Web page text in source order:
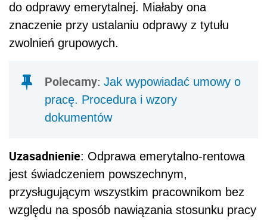
do odprawy emerytalnej. Miałaby ona
znaczenie przy ustalaniu odprawy z tytułu
zwolnień grupowych.
Polecamy: Jak wypowiadać umowy o
pracę. Procedura i wzory
dokumentów
Uzasadnienie: Odprawa emerytalno-rentowa
jest świadczeniem powszechnym,
przysługującym wszystkim pracownikom bez
względu na sposób nawiązania stosunku pracy